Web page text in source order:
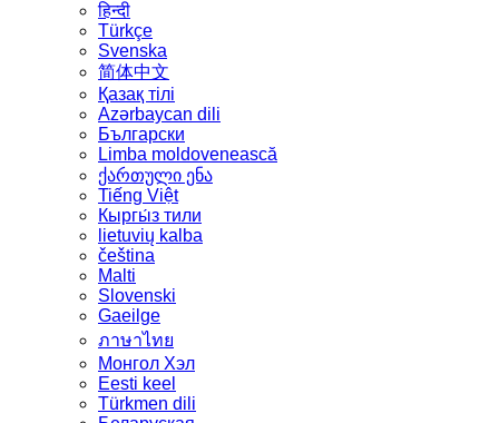
हिन्दी
Türkçe
Svenska
简体中文
Қазақ тілі
Azərbaycan dili
Български
Limba moldovenească
ქართული ენა
Tiếng Việt
Кыргы́з тили
lietuvių kalba
čeština
Malti
Slovenski
Gaeilge
ภาษาไทย
Монгол Хэл
Eesti keel
Türkmen dili